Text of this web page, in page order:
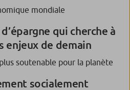
mondiale
qui cherche à
enjeux de demain
soutenable pour la planète
socialement